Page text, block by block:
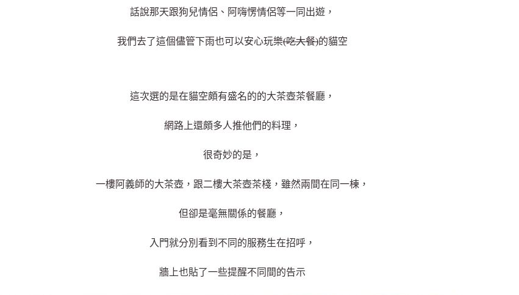
話說那天跟狗兒情侶、阿嗨愣情侶等一同出遊，
我們去了這個儘管下雨也可以安心玩樂(吃大餐)的貓空
這次選的是在貓空頗有盛名的的大茶壺茶餐廳，
網路上還頗多人推他們的料理，
很奇妙的是，
一樓阿義師的大茶壺，跟二樓大茶壺茶棧，雖然兩間在同一棟，
但卻是毫無關係的餐廳，
入門就分別看到不同的服務生在招呼，
牆上也貼了一些提醒不同間的告示